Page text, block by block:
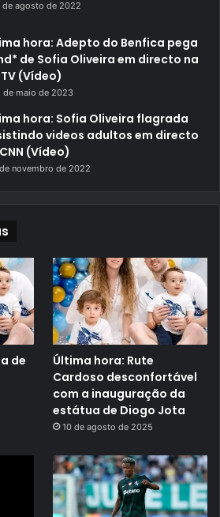
de agosto de 2022
hora: Adepto do Benfica pega
de Sofia Oliveira em directo na
(Vídeo)
de maio de 2023
hora: Sofia Oliveira flagrada
videos adultos em directo
(Vídeo)
novembro de 2022
de
Última hora: Rute
Cardoso desconfortável
com a inauguração da
estátua de Diogo Jota
10 de agosto de 2025